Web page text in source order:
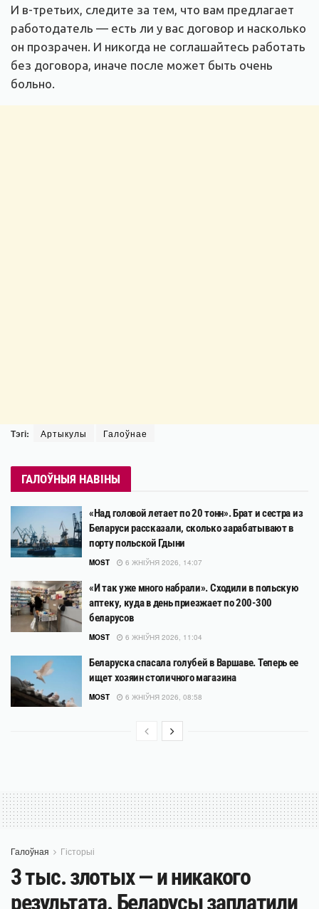
И в-третьих, следите за тем, что вам предлагает
работодатель — есть ли у вас договор и насколько
он прозрачен. И никогда не соглашайтесь работать
без договора, иначе после может быть очень
больно.
Тэгі: Артыкулы Галоўнае
ГАЛОЎНЫЯ НАВІНЫ
«Над головой летает по 20 тонн». Брат и сестра из
Беларуси рассказали, сколько зарабатывают в
порту польской Гдыни
MOST 6 ЖНІЎНЯ 2026, 14:07
«И так уже много набрали». Сходили в польскую
аптеку, куда в день приезжает по 200-300
беларусов
MOST 6 ЖНІЎНЯ 2026, 11:04
Беларуска спасала голубей в Варшаве. Теперь ее
ищет хозяин столичного магазина
MOST 6 ЖНІЎНЯ 2026, 08:58
Галоўная Гісторыі
3 тыс. злотых — и никакого
результата. Беларусы заплатили